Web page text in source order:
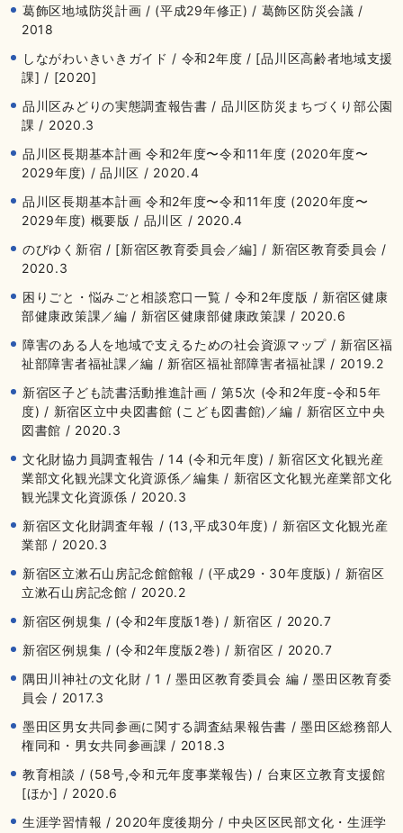
葛飾区地域防災計画 / (平成29年修正) / 葛飾区防災会議 /
2018
しながわいきいきガイド / 令和2年度 / [品川区高齢者地域支援
課] / [2020]
品川区みどりの実態調査報告書 / 品川区防災まちづくり部公園
課 / 2020.3
品川区長期基本計画 令和2年度〜令和11年度 (2020年度〜
2029年度) / 品川区 / 2020.4
品川区長期基本計画 令和2年度〜令和11年度 (2020年度〜
2029年度) 概要版 / 品川区 / 2020.4
のびゆく新宿 / [新宿区教育委員会／編] / 新宿区教育委員会 /
2020.3
困りごと・悩みごと相談窓口一覧 / 令和2年度版 / 新宿区健康
部健康政策課／編 / 新宿区健康部健康政策課 / 2020.6
障害のある人を地域で支えるための社会資源マップ / 新宿区福
祉部障害者福祉課／編 / 新宿区福祉部障害者福祉課 / 2019.2
新宿区子ども読書活動推進計画 / 第5次 (令和2年度-令和5年
度) / 新宿区立中央図書館 (こども図書館)／編 / 新宿区立中央
図書館 / 2020.3
文化財協力員調査報告 / 14 (令和元年度) / 新宿区文化観光産
業部文化観光課文化資源係／編集 / 新宿区文化観光産業部文化
観光課文化資源係 / 2020.3
新宿区文化財調査年報 / (13,平成30年度) / 新宿区文化観光産
業部 / 2020.3
新宿区立漱石山房記念館館報 / (平成29・30年度版) / 新宿区
立漱石山房記念館 / 2020.2
新宿区例規集 / (令和2年度版1巻) / 新宿区 / 2020.7
新宿区例規集 / (令和2年度版2巻) / 新宿区 / 2020.7
隅田川神社の文化財 / 1 / 墨田区教育委員会 編 / 墨田区教育委
員会 / 2017.3
墨田区男女共同参画に関する調査結果報告書 / 墨田区総務部人
権同和・男女共同参画課 / 2018.3
教育相談 / (58号,令和元年度事業報告) / 台東区立教育支援館
[ほか] / 2020.6
生涯学習情報 / 2020年度後期分 / 中央区区民部文化・生涯学